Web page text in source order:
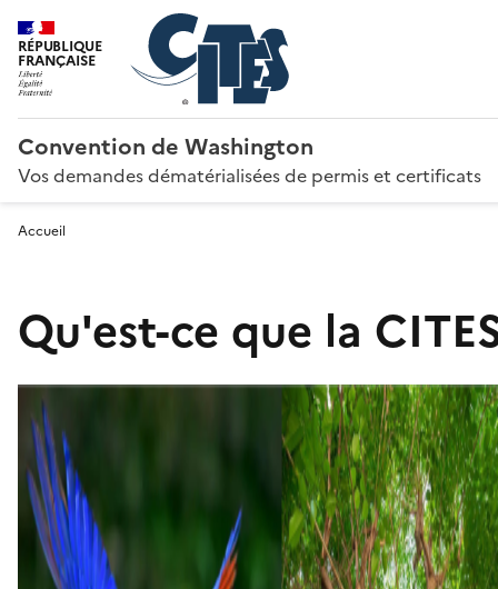
RÉPUBLIQUE
FRANÇAISE
Convention de Washington
Vos demandes dématérialisées de permis et certificats
Accueil
Qu'est-ce que la